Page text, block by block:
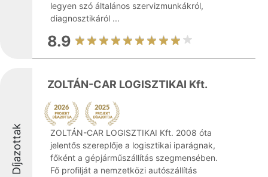
legyen szó általános szervizmunkákról,
diagnosztikáról ...
8.9
Díjazottak
ZOLTÁN-CAR LOGISZTIKAI Kft.
ZOLTÁN-CAR LOGISZTIKAI Kft. 2008 óta
jelentős szereplője a logisztikai iparágnak,
főként a gépjárműszállítás szegmensében.
Fő profilját a nemzetközi autószállítás